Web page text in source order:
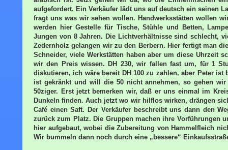
aufgefordert. Ein Verkäufer lädt uns auf deutsch ein seinen
fragt uns was wir sehen wollen. Handwerksstätten wollen
werden hier Gestelle für Tische, Stühle und Betten,
Jungen von 8 Jahren. Die Lichtverhältnisse sind schlecht,
Zedernholz gelangen wir zu den Berbern. Hier fertigt man
Schneider, viele Werkstätten haben aber um diese Uhrzeit
wir den Preis wissen. DH 230, wir fallen fast um, für 1
diskutieren, ich wäre bereit DH 100 zu zahlen, aber Peter
ist gekränkt und will die 50 nicht annehmen, so gehen
50ziger. Erst jetzt bemerken wir, daß er uns einmal im
Dunkeln finden. Auch jetzt wo wir hilflos wirken, drängen
Café einen Saft. Der Verkäufer beschreibt uns dann den
zurück zum Platz. Die Gruppen machen ihre Vorführungen
hier aufgebaut, wobei die Zubereitung von Hammelfleich
Wir bummeln dann noch durch eine „bessere“